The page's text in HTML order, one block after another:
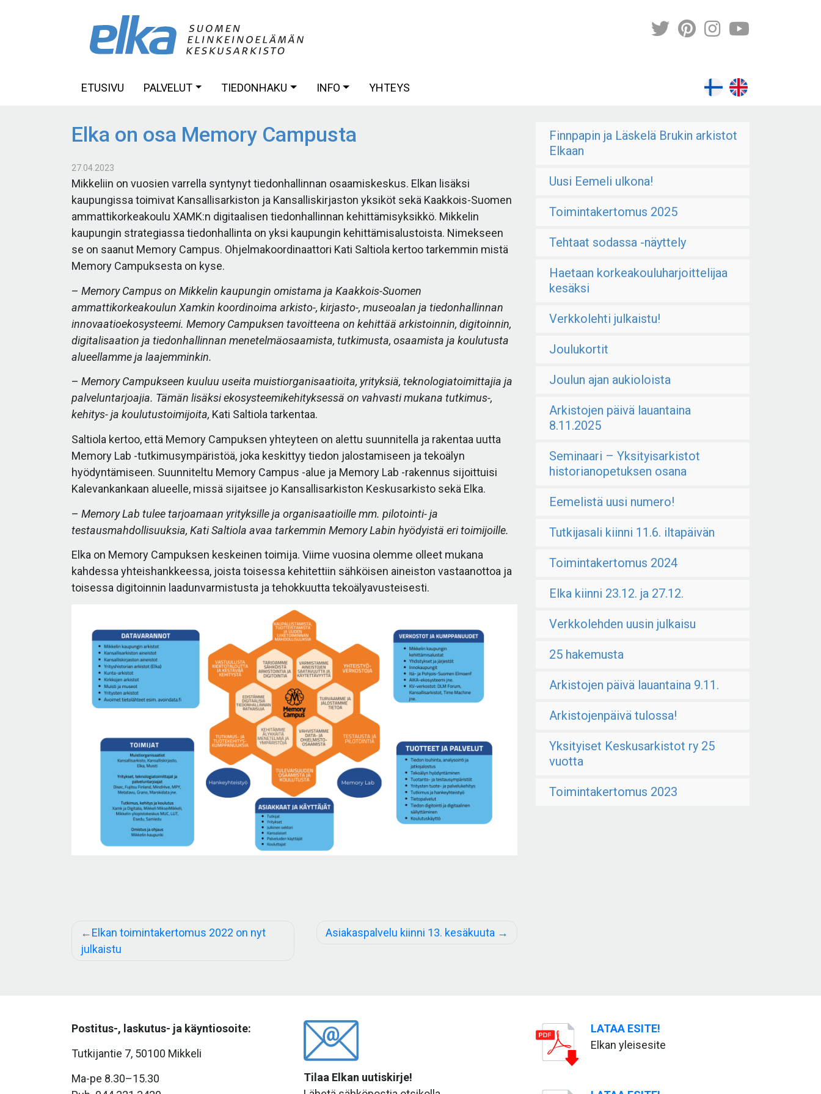
ETUSIVU PALVELUT TIEDONHAKU INFO YHTEYS
Elka on osa Memory Campusta
27.04.2023
Mikkeliin on vuosien varrella syntynyt tiedonhallinnan osaamiskeskus. Elkan lisäksi
kaupungissa toimivat Kansallisarkiston ja Kansalliskirjaston yksiköt sekä Kaakkois-Suomen
ammattikorkeakoulu XAMK:n digitaalisen tiedonhallinnan kehittämisyksikkö. Mikkelin
kaupungin strategiassa tiedonhallinta on yksi kaupungin kehittämisalustoista. Nimekseen
se on saanut Memory Campus. Ohjelmakoordinaattori Kati Saltiola kertoo tarkemmin mistä
Memory Campuksesta on kyse.
– Memory Campus on Mikkelin kaupungin omistama ja Kaakkois-Suomen
ammattikorkeakoulun Xamkin koordinoima arkisto-, kirjasto-, museoalan ja tiedonhallinnan
innovaatioekosysteemi. Memory Campuksen tavoitteena on kehittää arkistoinnin, digitoinnin,
digitalisaation ja tiedonhallinnan menetelmäosaamista, tutkimusta, osaamista ja koulutusta
alueellamme ja laajemminkin.
– Memory Campukseen kuuluu useita muistiorganisaatioita, yrityksiä, teknologiatoimittajia ja
palveluntarjoajia. Tämän lisäksi ekosysteemikehityksessä on vahvasti mukana tutkimus-,
kehitys- ja koulutustoimijoita, Kati Saltiola tarkentaa.
Saltiola kertoo, että Memory Campuksen yhteyteen on alettu suunnitella ja rakentaa uutta
Memory Lab -tutkimusympäristöä, joka keskittyy tiedon jalostamiseen ja tekoälyn
hyödyntämiseen. Suunniteltu Memory Campus -alue ja Memory Lab -rakennus sijoittuisi
Kalevankankaan alueelle, missä sijaitsee jo Kansallisarkiston Keskusarkisto sekä Elka.
– Memory Lab tulee tarjoamaan yrityksille ja organisaatioille mm. pilotointi- ja
testausmahdollisuuksia, Kati Saltiola avaa tarkemmin Memory Labin hyödyistä eri toimijoille.
Elka on Memory Campuksen keskeinen toimija. Viime vuosina olemme olleet mukana
kahdessa yhteishankkeessa, joista toisessa kehitettiin sähköisen aineiston vastaanottoa ja
toisessa digitoinnin laadunvarmistusta ja tehokkuutta tekoälyavusteisesti.
Artikkelien
selaus
Elkan toimintakertomus 2022 on nyt
julkaistu
Asiakaspalvelu kiinni 13. kesäkuuta
Finnpapin ja Läskelä Brukin arkistot
Elkaan
Uusi Eemeli ulkona!
Toimintakertomus 2025
Tehtaat sodassa -näyttely
Haetaan korkeakouluharjoittelijaa
kesäksi
Verkkolehti julkaistu!
Joulukortit
Joulun ajan aukioloista
Arkistojen päivä lauantaina
8.11.2025
Seminaari – Yksityisarkistot
historianopetuksen osana
Eemelistä uusi numero!
Tutkijasali kiinni 11.6. iltapäivän
Toimintakertomus 2024
Elka kiinni 23.12. ja 27.12.
Verkkolehden uusin julkaisu
25 hakemusta
Arkistojen päivä lauantaina 9.11.
Arkistojenpäivä tulossa!
Yksityiset Keskusarkistot ry 25
vuotta
Toimintakertomus 2023
Postitus-, laskutus- ja käyntiosoite:
Tutkijantie 7, 50100 Mikkeli
Ma-pe 8.30–15.30
Tilaa Elkan uutiskirje!
LATAA ESITE!
Elkan yleisesite